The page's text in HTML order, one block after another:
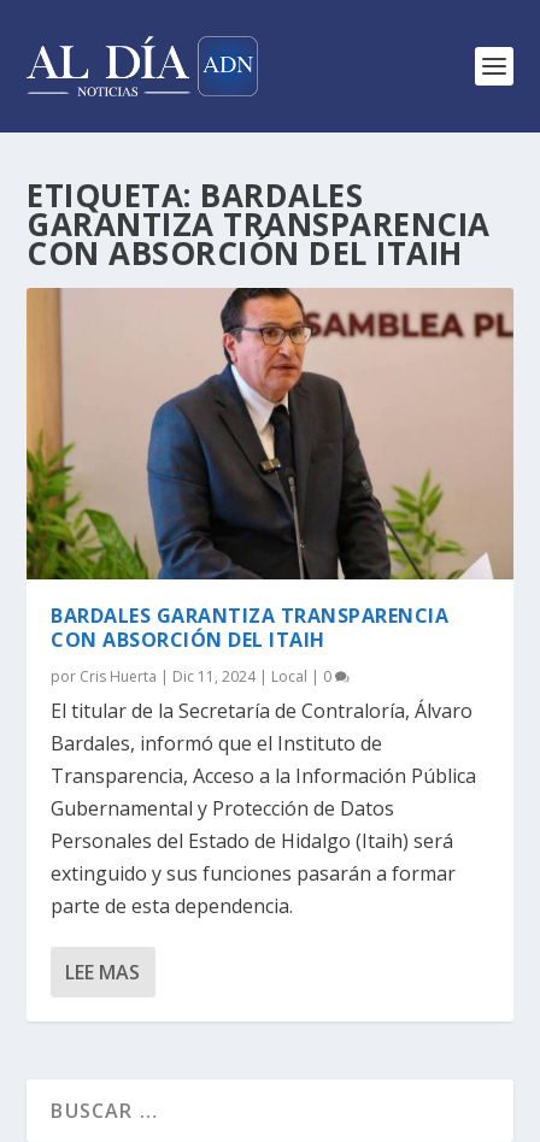
ETIQUETA: BARDALES
GARANTIZA TRANSPARENCIA
CON ABSORCIÓN DEL ITAIH
BARDALES GARANTIZA TRANSPARENCIA
CON ABSORCIÓN DEL ITAIH
por Cris Huerta | Dic 11, 2024| Local | 0
El titular de la Secretaría de Contraloría, Álvaro
Bardales, informó que el Instituto de
Transparencia, Acceso a la Información Pública
Gubernamental y Protección de Datos
Personales del Estado de Hidalgo (Itaih) será
extinguido y sus funciones pasarán a formar
parte de esta dependencia.
LEE MAS